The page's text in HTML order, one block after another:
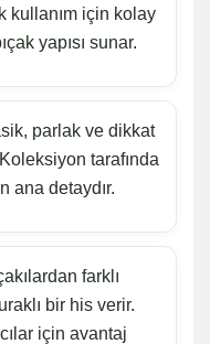
kullanım için kolay
yapısı sunar.
parlak ve dikkat
tarafında
ana detaydır.
farklı
bir his verir.
için avantaj